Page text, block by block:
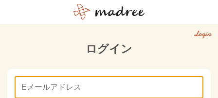
Login
ログイン